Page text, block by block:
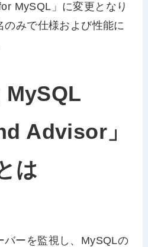
MySQL」に変更となり
のみで仕様および性能に
MySQL
Advisor」
は
バーを監視し、MySQLの